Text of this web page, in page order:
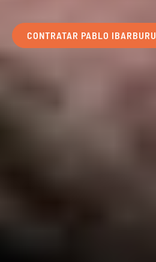
CONTRATAR PABLO IBARBURU